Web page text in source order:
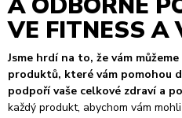
VE FITNESS A
Jsme hrdí na to, že vám
produktů, které vám pomohou
podpoří vaše celkové zdraví a
každý produkt, abychom vám